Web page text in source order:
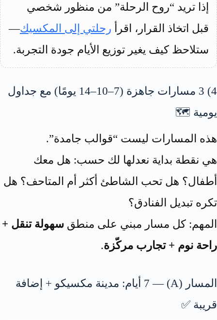
إذا تريد “روح الرحلة” من منظور شخصي
قبل اتخاذ القرار، اقرأ رحلتي إلى المكسيك—
ستلاحظ كيف يغير توزيع الأيام جودة التجربة.
4) 3 مسارات جاهزة (7–10–14 يومًا) مع جداول
يومية 🗺️
هذه المسارات ليست “قوالب جامدة”.
هي نقطة بداية نعدلها لك حسب: هل معك
أطفال؟ هل تحب الشاطئ أكثر أم المتاحف؟ هل
تكره تبديل الفنادق؟
المهم: كل مسار مبني على منطق سهولة تنقل +
راحة نوم + تجارب مركّزة.
المسار (A) — 7 أيام: مدينة مكسيكو + إضافة
قريبة ✅